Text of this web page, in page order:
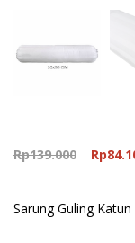
Rp139.000 Rp
Sarung Guling